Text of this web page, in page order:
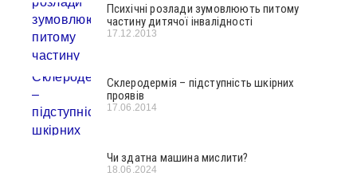
Психічні розлади зумовлюють питому
частину дитячої інвалідності
17.12.2013
Склеродермія – підступність шкірних
проявів
17.06.2014
Чи здатна машина мислити?
18.06.2024